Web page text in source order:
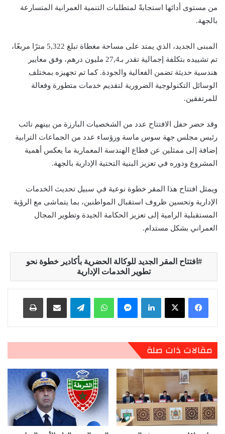
من مستوى أدائها استجابةً لمتطلبات التنمية العمرانية المتسارعة
بالجهة.
المبنى الجديد، الذي يمتد على مساحة مغطاة تبلغ 5,322 مترًا مربعًا،
تم تشييده بتكلفة إجمالية تقدر بـ27,4 مليون درهم، وفق معايير
هندسية حديثة تضمن الفعالية والجودة. كما تم تجهيزه بمختلف
الوسائل التكنولوجية الضرورية لتقديم خدمات متطورة وفعالة
للمرتفقين.
وقد حضر حفل الافتتاح عدد من الشخصيات البارزة من بينهم نائب
رئيس مجلس جهة سوس ماسة ورؤساء عدد من الجماعات الترابية
إضافة إلى ممثلين عن قطاع الهندسة المعمارية ما يعكس أهمية
المشروع ودوره في تعزيز البنية التحتية الإدارية بالجهة.
ويمثل افتتاح هذا المقر خطوة نوعية في سبيل تحديث الخدمات
الإدارية وتحسين ظروف استقبال المواطنين، بما يتماشى مع الرؤية
المستقبلية الرامية إلى تعزيز الحكامة الجيدة وتطوير المجال
العمراني بشكل مستدام.
افتتاح المقر الجديد للوكالة الحضرية بأكادير خطوة نحو
تطوير الخدمات الإدارية
لينكدإن ماسنجر واتساب تيلقرام مشاركة عبر البريد طباعة
مقالات ذات صلة